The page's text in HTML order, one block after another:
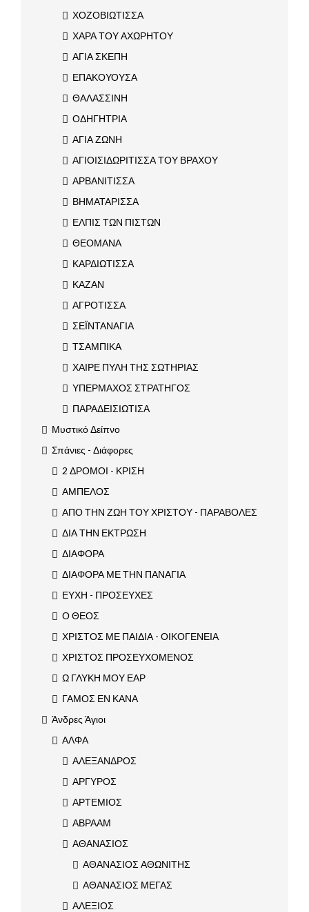
ΧΟΖΟΒΙΩΤΙΣΣΑ
ΧΑΡΑ ΤΟΥ ΑΧΩΡΗΤΟΥ
ΑΓΙΑ ΣΚΕΠΗ
ΕΠΑΚΟΥΟΥΣΑ
ΘΑΛΑΣΣΙΝΗ
ΟΔΗΓΗΤΡΙΑ
ΑΓΙΑ ΖΩΝΗ
ΑΓΙΟΙΣΙΔΩΡΙΤΙΣΣΑ ΤΟΥ ΒΡΑΧΟΥ
ΑΡΒΑΝΙΤΙΣΣΑ
ΒΗΜΑΤΑΡΙΣΣΑ
ΕΛΠΙΣ ΤΩΝ ΠΙΣΤΩΝ
ΘΕΟΜΑΝΑ
ΚΑΡΔΙΩΤΙΣΣΑ
ΚΑΖΑΝ
ΑΓΡΟΤΙΣΣΑ
ΣΕΪΝΤΑΝΑΓΙΑ
ΤΣΑΜΠΙΚΑ
ΧΑΙΡΕ ΠΥΛΗ ΤΗΣ ΣΩΤΗΡΙΑΣ
ΥΠΕΡΜΑΧΟΣ ΣΤΡΑΤΗΓΟΣ
ΠΑΡΑΔΕΙΣΙΩΤΙΣΑ
Μυστικό Δείπνο
Σπάνιες - Διάφορες
2 ΔΡΟΜΟΙ - ΚΡΙΣΗ
ΑΜΠΕΛΟΣ
ΑΠΟ ΤΗΝ ΖΩΗ ΤΟΥ ΧΡΙΣΤΟΥ - ΠΑΡΑΒΟΛΕΣ
ΔΙΑ ΤΗΝ ΕΚΤΡΩΣΗ
ΔΙΑΦΟΡΑ
ΔΙΑΦΟΡΑ ΜΕ ΤΗΝ ΠΑΝΑΓΙΑ
ΕΥΧΗ - ΠΡΟΣΕΥΧΕΣ
Ο ΘΕΟΣ
ΧΡΙΣΤΟΣ ΜΕ ΠΑΙΔΙΑ - ΟΙΚΟΓΕΝΕΙΑ
ΧΡΙΣΤΟΣ ΠΡΟΣΕΥΧΟΜΕΝΟΣ
Ω ΓΛΥΚΗ ΜΟΥ ΕΑΡ
ΓΑΜΟΣ ΕΝ ΚΑΝΑ
Άνδρες Άγιοι
ΑΛΦΑ
ΑΛΕΞΑΝΔΡΟΣ
ΑΡΓΥΡΟΣ
ΑΡΤΕΜΙΟΣ
ΑΒΡΑΑΜ
ΑΘΑΝΑΣΙΟΣ
ΑΘΑΝΑΣΙΟΣ ΑΘΩΝΙΤΗΣ
ΑΘΑΝΑΣΙΟΣ ΜΕΓΑΣ
ΑΛΕΞΙΟΣ